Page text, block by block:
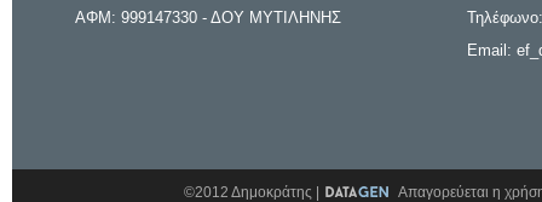
ΑΦΜ: 999147330 - ΔΟΥ ΜΥΤΙΛΗΝΗΣ
Email:
©2012 Δημοκράτης | Απαγορεύεται η